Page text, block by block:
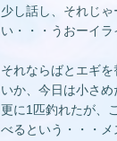
少し話し、それじ
い・・・うおーイラ
それならばとエギ
いか、今日は小さめ
更に1匹釣れたが、
べるという・・・